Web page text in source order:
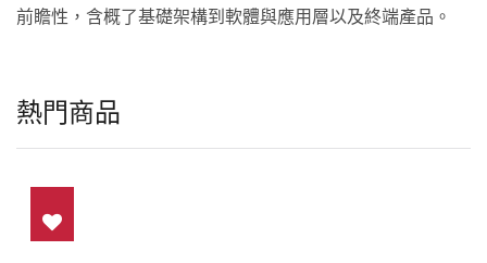
前瞻性，含概了基礎架構到軟體與應用層以及終端產品。
熱門商品